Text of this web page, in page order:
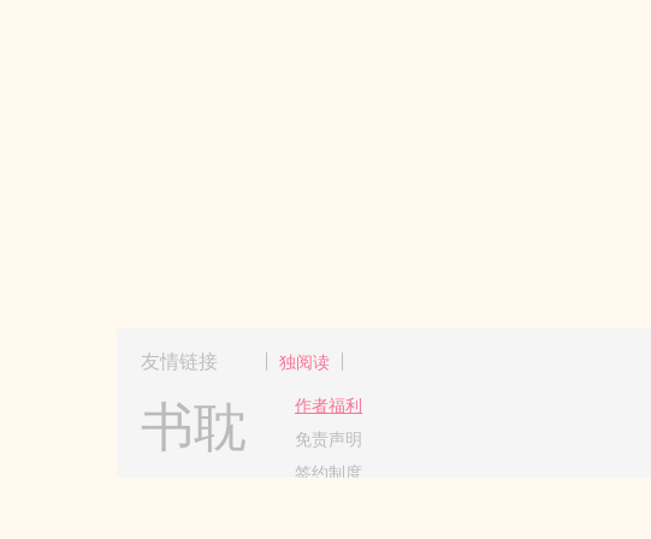
友情链接 独阅读
书耽
作者福利
免责声明
签约制度